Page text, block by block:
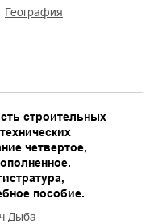
география
строительных
четвертое,
пособие.
Дыба